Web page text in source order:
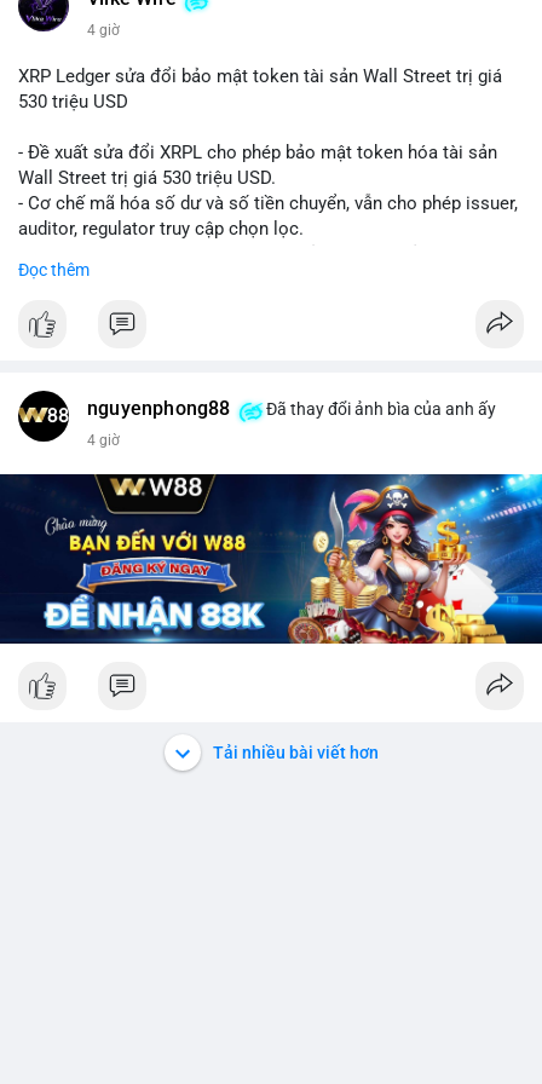
4 giờ
XRP Ledger sửa đổi bảo mật token tài sản Wall Street trị giá
530 triệu USD
- Đề xuất sửa đổi XRPL cho phép bảo mật token hóa tài sản
Wall Street trị giá 530 triệu USD.
- Cơ chế mã hóa số dư và số tiền chuyển, vẫn cho phép issuer,
auditor, regulator truy cập chọn lọc.
tài chính.
chức tài chính.
$xrp
#titanbot
📰 Nguồn: CoinDesk
Đọc thêm
nguyenphong88 Đã thay đổi ảnh bìa của anh ấy
4 giờ
Tải nhiều bài viết hơn